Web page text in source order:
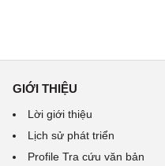
GIỚI THIỆU
Lời giới thiệu
Lịch sử phát triển
Profile Tra cứu văn bản